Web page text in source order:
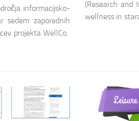
informacijsko-
sedem zaporednih
projekta WellCo.
(Research and
wellness in